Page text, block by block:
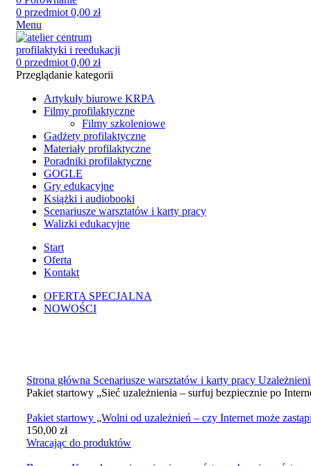
0 przedmiot 0,00 zł
Menu
0 przedmiot 0,00 zł
Przeglądanie kategorii
Artykuły biurowe KRPA
Filmy profilaktyczne
Filmy szkoleniowe
Gadżety profilaktyczne
Materiały profilaktyczne
Poradniki profilaktyczne
GOGLE
Gry edukacyjne
Książki i audiobooki
Scenariusze warsztatów i karty pracy
Walizki edukacyjne
Start
Oferta
Kontakt
OFERTA SPECJALNA
NOWOŚCI
Strona główna Scenariusze warsztatów i karty pracy
Pakiet startowy „Sieć uzależnienia – surfuj bezpiecznie po
Pakiet startowy „Wolni od uzależnień – czy Internet może
150,00 zł
Wracając do produktów